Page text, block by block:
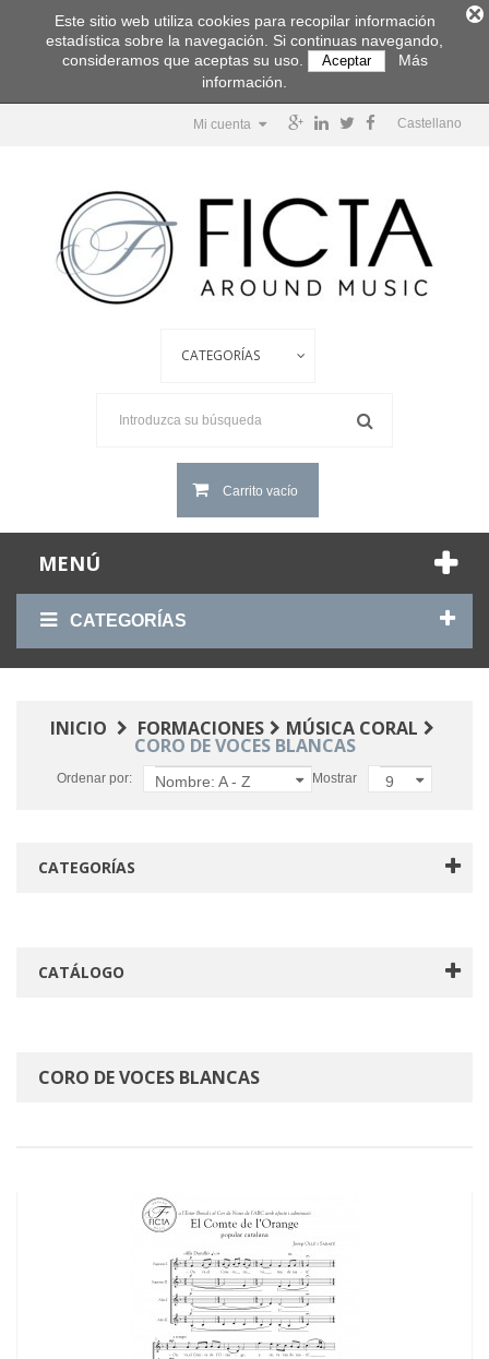
Castellano
Mi cuenta
Carrito vacío
MENÚ
CATEGORÍAS
INICIO FORMACIONES MÚSICA CORAL
CORO DE VOCES BLANCAS
Ordenar por: Nombre: A - Z Mostrar 9
CATEGORÍAS
CATÁLOGO
CORO DE VOCES BLANCAS
Este sitio web utiliza cookies para recopilar información
estadística sobre la navegación. Si continuas navegando,
consideramos que aceptas su uso.
Aceptar
Más
información.